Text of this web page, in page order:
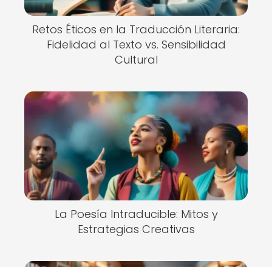
Retos Éticos en la Traducción Literaria:
Fidelidad al Texto vs. Sensibilidad
Cultural
La Poesía Intraducible: Mitos y
Estrategias Creativas